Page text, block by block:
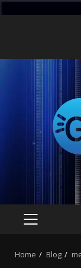
PRIMARY
Home Blog